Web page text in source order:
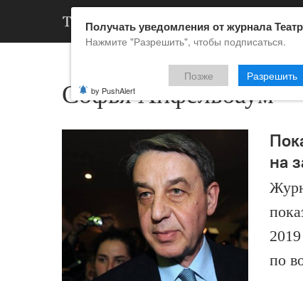
Софья Апфельбаум
на
по
Получать уведомления от журнала
Нажмите "Разрешить", чтобы подписаться.
Позже Разрешить
by PushAlert